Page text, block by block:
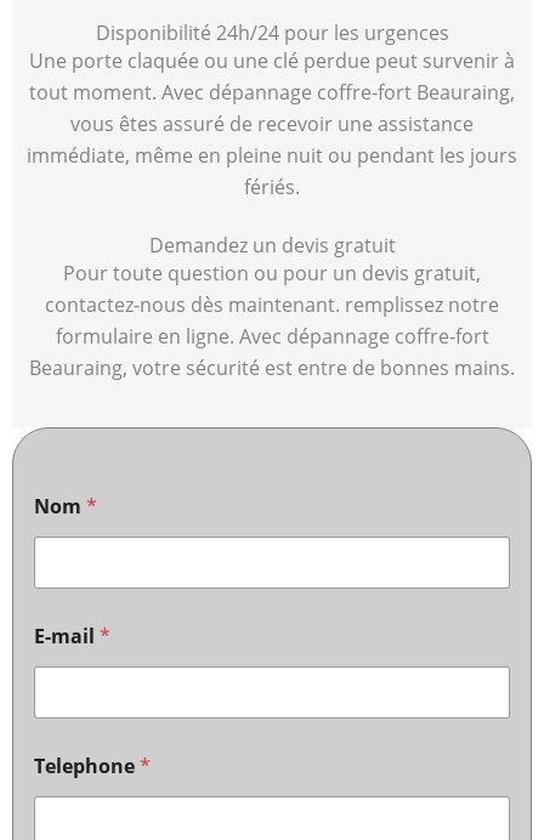
Disponibilité 24h/24 pour les urgences
Une porte claquée ou une clé perdue peut survenir à
tout moment. Avec dépannage coffre-fort Beauraing,
vous êtes assuré de recevoir une assistance
immédiate, même en pleine nuit ou pendant les jours
fériés.
Demandez un devis gratuit
Pour toute question ou pour un devis gratuit,
contactez-nous dès maintenant. remplissez notre
formulaire en ligne. Avec dépannage coffre-fort
Beauraing, votre sécurité est entre de bonnes mains.
Nom *
E-mail *
Telephone*